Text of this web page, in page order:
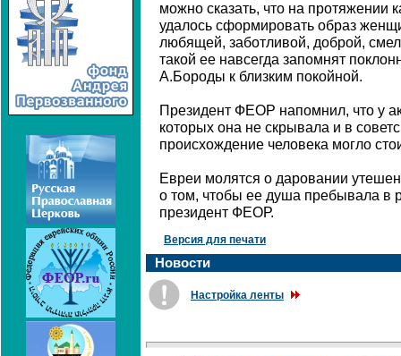
можно сказать, что на протяжении
удалось сформировать образ
любящей, заботливой, доброй,
такой ее навсегда запомнят
А.Бороды к близким покойной.
Президент ФЕОР напомнил, что у
которых она не скрывала и в
происхождение человека могло
Евреи молятся о даровании
о том, чтобы ее душа пребывала в
президент ФЕОР.
Версия для печати
Новости
Настройка ленты